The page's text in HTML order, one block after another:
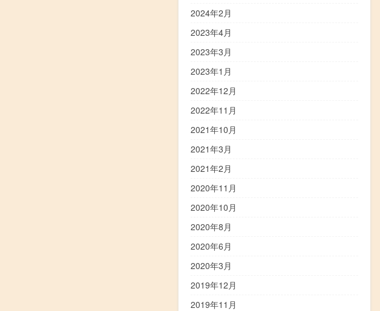
2024年2月
2023年4月
2023年3月
2023年1月
2022年12月
2022年11月
2021年10月
2021年3月
2021年2月
2020年11月
2020年10月
2020年8月
2020年6月
2020年3月
2019年12月
2019年11月